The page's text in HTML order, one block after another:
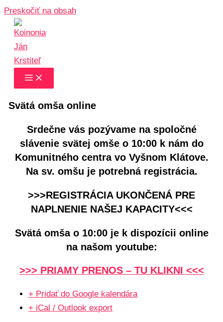
Preskočiť na obsah
Svätá omša online
Srdečne vás pozývame na spoločné
slávenie svätej omše o 10:00 k nám do
Komunitného centra vo Vyšnom Klátove.
Na sv. omšu je potrebná registrácia.
>>>REGISTRÁCIA UKONČENÁ PRE
NAPLNENIE NAŠEJ KAPACITY<<<
Svätá omša o 10:00 je k dispozícii online
na našom youtube:
>>> PRIAMY PRENOS – TU KLIKNI <<<
+ Pridať do Google kalendára
+ iCal / Outlook export